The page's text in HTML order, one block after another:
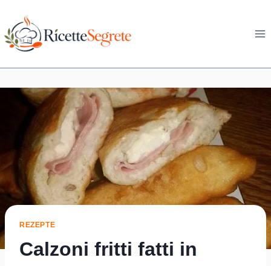
content
REZEPTE
Calzoni fritti fatti in